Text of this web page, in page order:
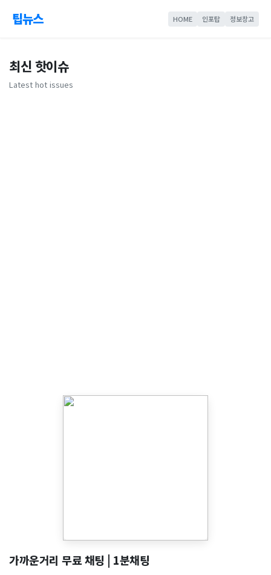
팁뉴스 HOME 인포탑 정보창고
최신 핫이슈
Latest hot issues
가까운거리 무료 채팅 | 1분채팅